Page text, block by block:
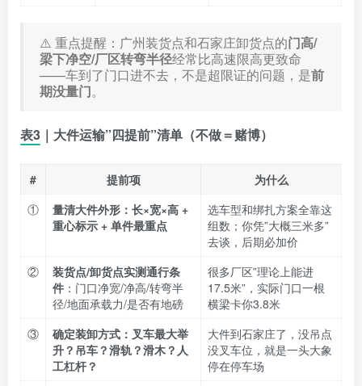
⚠️ 重点提醒：广州装货点和石家庄卸货点的门高/
梁下净空/厂区转弯半径经常比高速限高更致命
——车到了门口进不去，不是超限证的问题，是前
期没量门。
表3｜大件运输”四提前”清单（不做＝赌博）
# 提前项
为什么
①
量清大件外形：长×宽×高 +
重心标示 + 单件最重点
选车型和绑扎方案全靠这
组数；你凭”大概三米多”
去谈，后期必加价
②
装货点/卸货点实测通行条
件 ：门口净宽/净高/转弯半
径/地面承载力/是否有地磅
很多厂区”理论上能进
17.5米”，实际门口一根
横梁卡你3.8米
③
确定装卸方式：叉车最大举
升？吊车？滑轨？滑木？人
工杠杆？
大件到石家庄了，没吊点
没叉车位，就是一头大象
停在停车场